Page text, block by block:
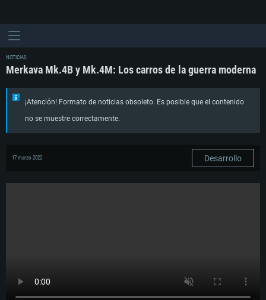
NOTICIAS
Merkava Mk.4B y Mk.4M: Los carros de la guerra moderna
¡Atención! Formato de noticias obsoleto. Es posible que el contenido
no se muestre correctamente.
17 marzo 2022 Desarrollo
El Merkava Mk.4B es la última y más avanzada variante del famoso tanque de